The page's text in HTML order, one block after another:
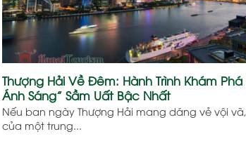
Thượng Hải Về Đêm: Hành Trình Khám
Ánh Sáng” Sầm Uất Bậc Nhất
Nếu ban ngày Thượng Hải mang dáng vẻ vội
của một trung...